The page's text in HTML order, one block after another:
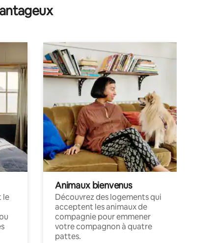
le
Animaux bienvenus
Découvrez des logements qui
acceptent les animaux de
compagnie pour emmener
votre compagnon à quatre
pattes.